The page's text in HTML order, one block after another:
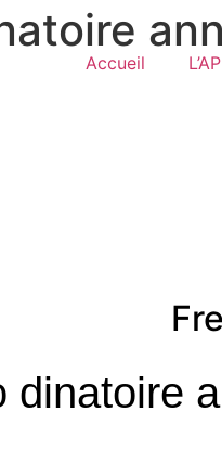
Accueil
dinatoire